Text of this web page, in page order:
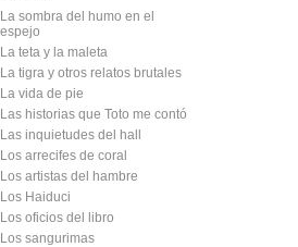
La sombra del humo en el
espejo
La teta y la maleta
La tigra y otros relatos brutales
La vida de pie
Las historias que Toto me contó
Las inquietudes del hall
Los arrecifes de coral
Los artistas del hambre
Los Haiduci
Los oficios del libro
Los sangurimas